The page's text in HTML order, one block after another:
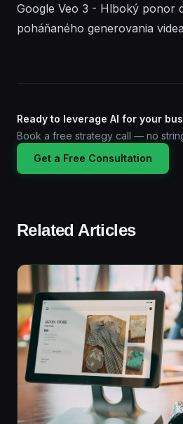
Google Veo 3 - Hlboký ponor
poháňaného generovania videa
Ready to leverage AI for your
Book a free strategy call — no
Get a Free Consultation
Related Articles